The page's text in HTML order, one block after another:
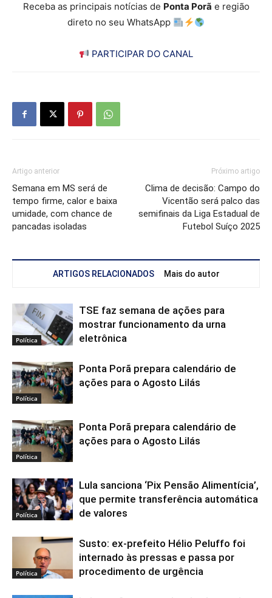
Receba as principais notícias de Ponta Porã e região
direto no seu WhatsApp
PARTICIPAR DO CANAL
Artigo anterior
Semana em MS será de
tempo firme, calor e baixa
umidade, com chance de
pancadas isoladas
Próximo artigo
Clima de decisão: Campo do
Vicentão será palco das
semifinais da Liga Estadual de
Futebol Suíço 2025
ARTIGOS RELACIONADOS Mais do autor
Política
TSE faz semana de ações para
mostrar funcionamento da urna
eletrônica
Política
Ponta Porã prepara calendário de
ações para o Agosto Lilás
Política
Ponta Porã prepara calendário de
ações para o Agosto Lilás
Política
Lula sanciona ‘Pix Pensão Alimentícia’,
que permite transferência automática
de valores
Política
Susto: ex-prefeito Hélio Peluffo foi
internado às pressas e passa por
procedimento de urgência